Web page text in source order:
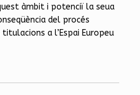
àmbit i potenciï la seua
del procés
a l’Espai Europeu